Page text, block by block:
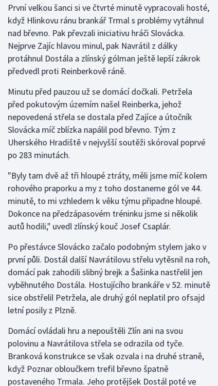
Gymnastika
Házená
Judo
Krasobruslení
Lezení
Lyže a snowboard
Moderní pětiboj
Motorsport
Olympijské hry
Parasport
Plavání
Plážový volejbal
Rychlobruslení
Rychlostní kanoistika
První velkou šanci si ve čtvrté minutě vypracovali hosté,
když Hlinkovu ránu brankář Trmal s problémy vytáhnul
nad břevno. Pak převzali iniciativu hráči Slovácka.
Nejprve Zajíc hlavou minul, pak Navrátil z dálky
protáhnul Dostála a zlínský gólman ještě lepší zákrok
předvedl proti Reinberkově ráně.
Minutu před pauzou už se domácí dočkali. Petržela
před pokutovým územím našel Reinberka, jehož
nepovedená střela se dostala před Zajíce a útočník
Slovácka míč zblízka napálil pod břevno. Tým z
Uherského Hradiště v nejvyšší soutěži skóroval poprvé
po 283 minutách.
"Byly tam dvě až tři hloupé ztráty, měli jsme míč kolem
rohového praporku a my z toho dostaneme gól ve 44.
minutě, to mi vzhledem k věku týmu připadne hloupé.
Dokonce na předzápasovém tréninku jsme si několik
autů hodili," uvedl zlínský kouč Josef Csaplár.
Po přestávce Slovácko začalo podobným stylem jako v
první půli. Dostál další Navrátilovu střelu vytěsnil na roh,
domácí pak zahodili slibný brejk a Šašinka nastřelil jen
vyběhnutého Dostála. Hostujícího brankáře v 52. minutě
sice obstřelil Petržela, ale druhý gól neplatil pro ofsajd
letní posily z Plzně.
Domácí ovládali hru a nepouštěli Zlín ani na svou
polovinu a Navrátilova střela se odrazila od tyče.
Branková konstrukce se však ozvala i na druhé straně,
když Poznar obloučkem trefil břevno špatně
postaveného Trmala. Jeho protějšek Dostál poté ve